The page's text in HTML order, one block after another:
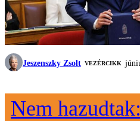
Jeszenszky Zsolt VEZÉRCIKK
Nem